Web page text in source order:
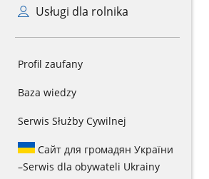
Usługi dla rolnika
Profil zaufany
Baza wiedzy
Serwis Służby Cywilnej
Сайт для громадян України
–Serwis dla obywateli Ukrainy